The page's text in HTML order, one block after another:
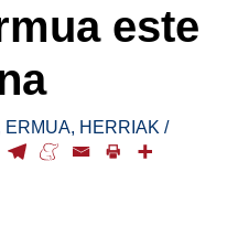
este
ERMUA, HERRIAK /